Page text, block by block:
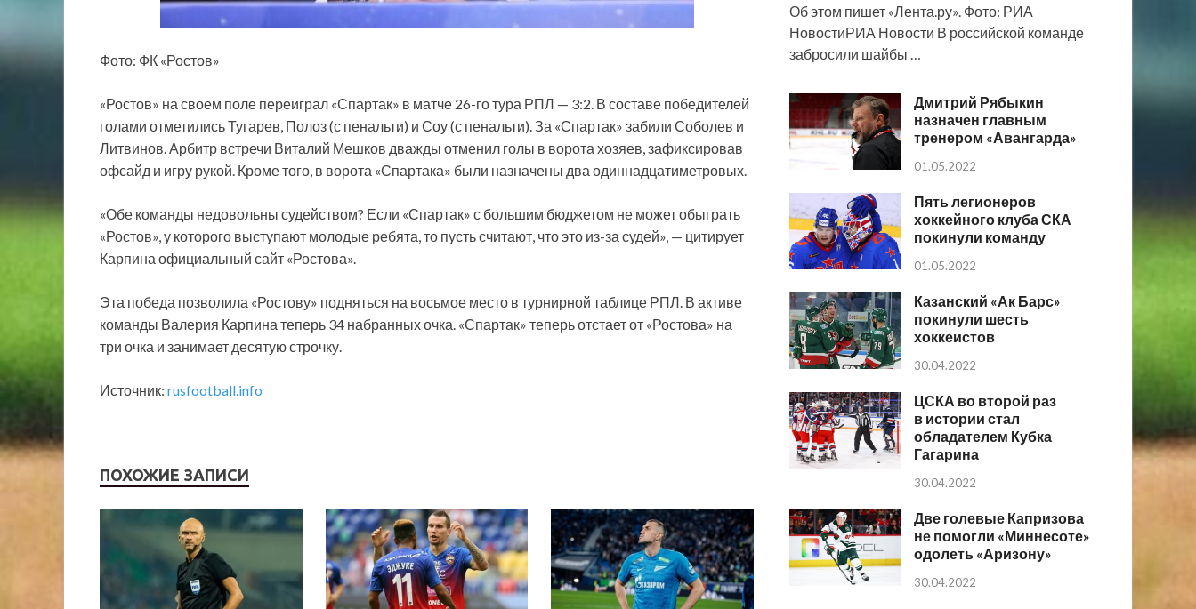
Фото: ФК «Ростов»
«Ростов» на своем поле переиграл «Спартак» в матче 26-го тура РПЛ — 3:2. В составе победителей
голами отметились Тугарев, Полоз (с пенальти) и Соу (с пенальти). За «Спартак» забили Соболев и
Литвинов. Арбитр встречи Виталий Мешков дважды отменил голы в ворота хозяев, зафиксировав
офсайд и игру рукой. Кроме того, в ворота «Спартака» были назначены два одиннадцатиметровых.
«Обе команды недовольны судейством? Если «Спартак» с большим бюджетом не может обыграть
«Ростов», у которого выступают молодые ребята, то пусть считают, что это из-за судей», — цитирует
Карпина официальный сайт «Ростова».
Эта победа позволила «Ростову» подняться на восьмое место в турнирной таблице РПЛ. В активе
команды Валерия Карпина теперь 34 набранных очка. «Спартак» теперь отстает от «Ростова» на
три очка и занимает десятую строчку.
Источник: rusfootball.info
ПОХОЖИЕ ЗАПИСИ
Об этом пишет «Лента.ру». Фото: РИА
НовостиРИА Новости В российской команде
забросили шайбы …
Дмитрий Рябыкин
назначен главным
тренером «Авангарда»
01.05.2022
Пять легионеров
хоккейного клуба СКА
покинули команду
01.05.2022
Казанский «Ак Барс»
покинули шесть
хоккеистов
30.04.2022
ЦСКА во второй раз
в истории стал
обладателем Кубка
Гагарина
30.04.2022
Две голевые Капризова
не помогли «Миннесоте»
одолеть «Аризону»
30.04.2022